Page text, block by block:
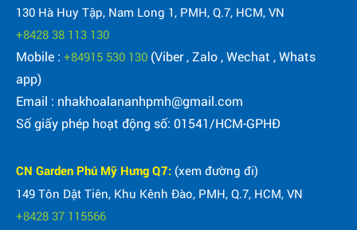
130 Hà Huy Tập, Nam Long 1, PMH, Q.7, HCM, VN
+8428 38 113 130
Mobile : +84915 530 130 (Viber , Zalo , Wechat , Whats
app)
Email : nhakhoalananhpmh@gmail.com
Số giấy phép hoạt động số: 01541/HCM-GPHĐ
CN Garden Phú Mỹ Hưng Q7: (xem đường đi)
149 Tôn Dật Tiên, Khu Kênh Đào, PMH, Q.7, HCM, VN
+8428 37 115566